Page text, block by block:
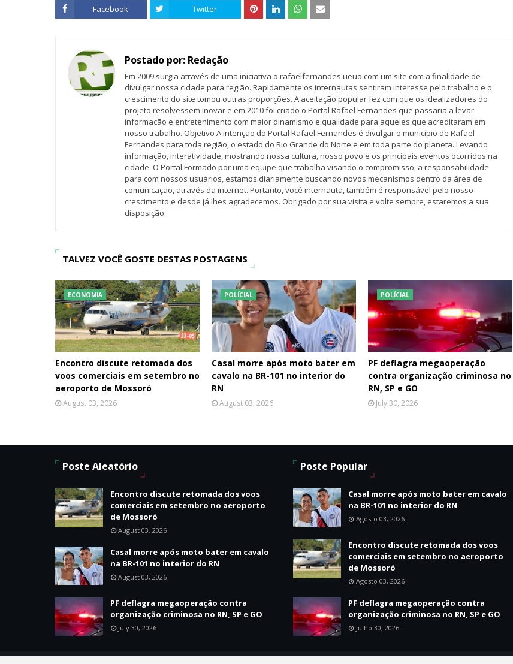
Facebook Twitter
Postado por: Redação
Em 2009 surgia através de uma iniciativa o rafaelfernandes.ueuo.com um site com a finalidade de
divulgar nossa cidade para região. Rapidamente os internautas sentiram interesse pelo trabalho e o
crescimento do site tomou outras proporções. A aceitação popular fez com que os idealizadores do
projeto resolvessem inovar e em 2010 foi criado o Portal Rafael Fernandes que passaria a levar
informação e entretenimento com maior dinamismo e qualidade para aqueles que acreditaram em
nosso trabalho. Objetivo A intenção do Portal Rafael Fernandes é divulgar o município de Rafael
Fernandes para toda região, o estado do Rio Grande do Norte e em toda parte do planeta. Levando
informação, interatividade, mostrando nossa cultura, nosso povo e os principais eventos ocorridos na
cidade. O Portal Formado por uma equipe que trabalha visando o compromisso, a responsabilidade
para com nossos usuários, estamos diariamente buscando novos mecanismos dentro da área de
comunicação, através da internet. Portanto, você internauta, também é responsável pelo nosso
crescimento e desde já lhes agradecemos. Obrigado por sua visita e volte sempre, estaremos a sua
disposição.
TALVEZ VOCÊ GOSTE DESTAS POSTAGENS
ECONOMIA
Encontro discute retomada dos
voos comerciais em setembro no
aeroporto de Mossoró
August 03, 2026
POLÍCIAL
Casal morre após moto bater em
cavalo na BR-101 no interior do
RN
August 03, 2026
POLÍCIAL
PF deflagra megaoperação
contra organização criminosa no
RN, SP e GO
July 30, 2026
Poste Aleatório
Encontro discute retomada dos voos
comerciais em setembro no aeroporto
de Mossoró
August 03, 2026
Casal morre após moto bater em cavalo
na BR-101 no interior do RN
August 03, 2026
PF deflagra megaoperação contra
organização criminosa no RN, SP e GO
July 30, 2026
Poste Popular
Casal morre após moto bater em cavalo
na BR-101 no interior do RN
Agosto 03, 2026
Encontro discute retomada dos voos
comerciais em setembro no aeroporto
de Mossoró
Agosto 03, 2026
PF deflagra megaoperação contra
organização criminosa no RN, SP e GO
Julho 30, 2026